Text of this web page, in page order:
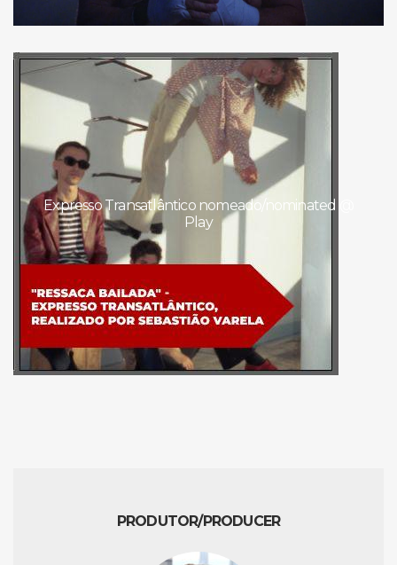
Expresso Transatlântico nomeado/nominated @
Play
PRODUTOR/PRODUCER